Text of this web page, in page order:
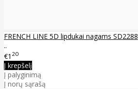
FRENCH LINE 5D lipdukai nagams SD2288
..
€1 20
Į krepšelį
Į palyginimą
Į norų sąrašą